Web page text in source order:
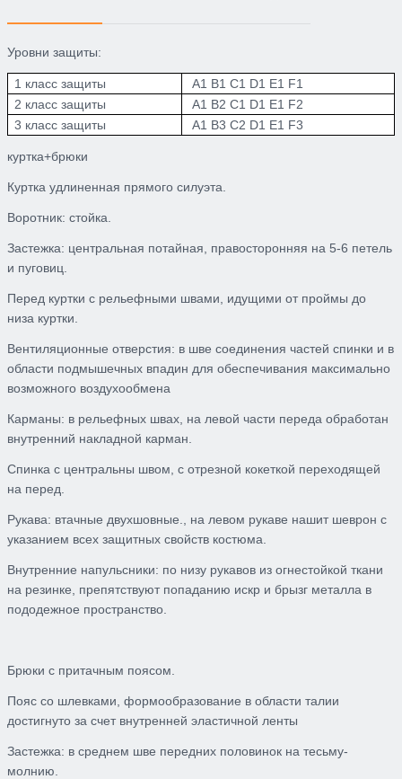
Уровни защиты:
1 класс защиты
A1 B1 C1 D1 E1 F1
2 класс защиты
A1 B2 C1 D1 E1 F2
3 класс защиты
A1 B3 C2 D1 E1 F3
куртка+брюки
Куртка удлиненная прямого силуэта.
Воротник: стойка.
Застежка: центральная потайная, правосторонняя на 5-6 петель
и пуговиц.
Перед куртки с рельефными швами, идущими от проймы до
низа куртки.
Вентиляционные отверстия: в шве соединения частей спинки и в
области подмышечных впадин для обеспечивания максимально
возможного воздухообмена
Карманы: в рельефных швах, на левой части переда обработан
внутренний накладной карман.
Спинка с центральны швом, с отрезной кокеткой переходящей
на перед.
Рукава: втачные двухшовные., на левом рукаве нашит шеврон с
указанием всех защитных свойств костюма.
Внутренние напульсники: по низу рукавов из огнестойкой ткани
на резинке, препятствуют попаданию искр и брызг металла в
пододежное пространство.
Брюки с притачным поясом.
Пояс со шлевками, формообразование в области талии
достигнуто за счет внутренней эластичной ленты
Застежка: в среднем шве передних половинок на тесьму-
молнию.